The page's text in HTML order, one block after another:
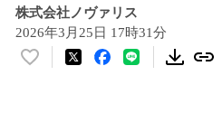
株式会社ノヴァリス
2026年3月25日 17時31分
い